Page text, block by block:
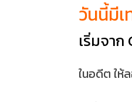
วันนี้มี
เริ่มจาก
ในอดีต ให้